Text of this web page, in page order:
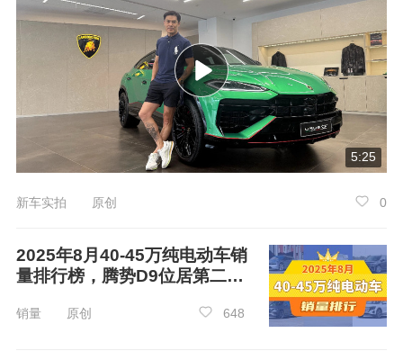
3.奥迪- 奥迪A5
同级别65款车中排名NO.15
5:25
新车实拍 原创 0
2025年8月40-45万纯电动车销
量排行榜，腾势D9位居第二，
销量 原创 648